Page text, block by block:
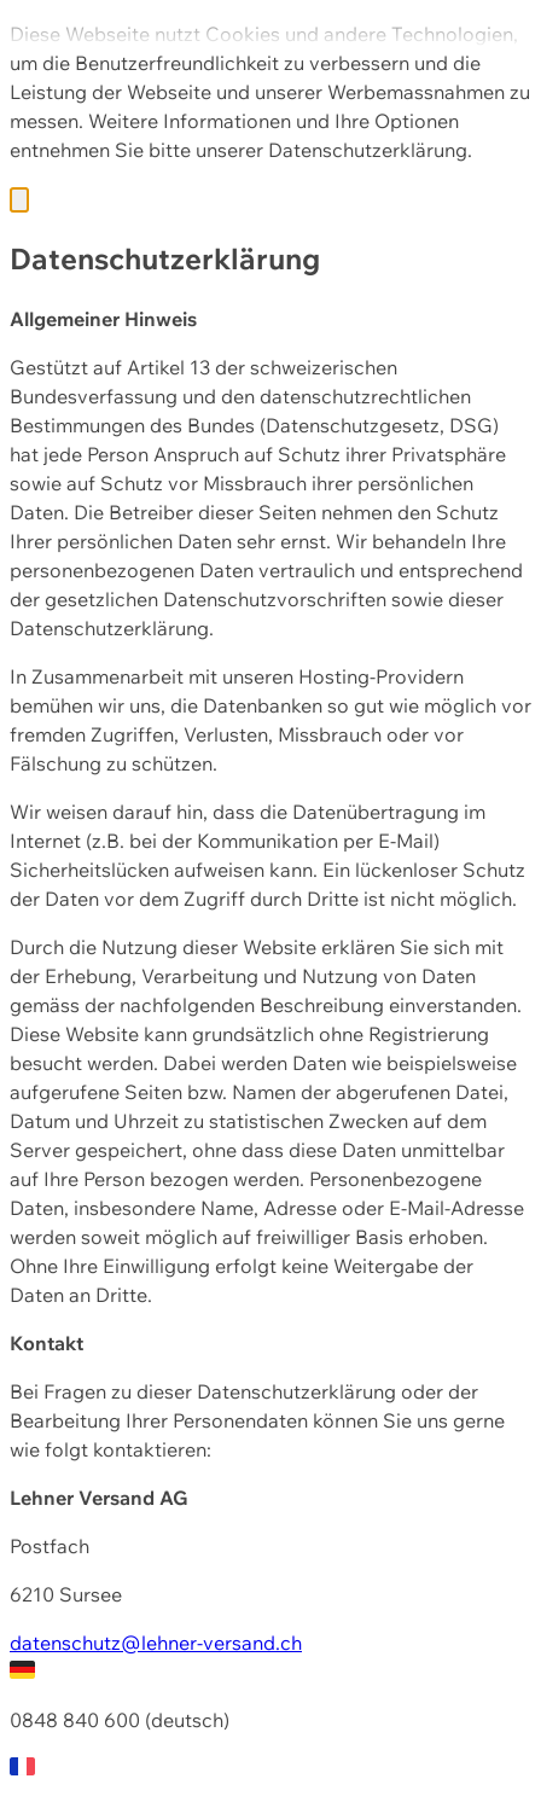
Diese Webseite nutzt Cookies und andere Technologien,
um die Benutzerfreundlichkeit zu verbessern und die
Leistung der Webseite und unserer Werbemassnahmen zu
messen. Weitere Informationen und Ihre Optionen
entnehmen Sie bitte unserer Datenschutzerklärung.
Datenschutzerklärung
Allgemeiner Hinweis
Gestützt auf Artikel 13 der schweizerischen
Bundesverfassung und den datenschutzrechtlichen
Bestimmungen des Bundes (Datenschutzgesetz, DSG)
hat jede Person Anspruch auf Schutz ihrer Privatsphäre
sowie auf Schutz vor Missbrauch ihrer persönlichen
Daten. Die Betreiber dieser Seiten nehmen den Schutz
Ihrer persönlichen Daten sehr ernst. Wir behandeln Ihre
personenbezogenen Daten vertraulich und entsprechend
der gesetzlichen Datenschutzvorschriften sowie dieser
Datenschutzerklärung.
In Zusammenarbeit mit unseren Hosting-Providern
bemühen wir uns, die Datenbanken so gut wie möglich vor
fremden Zugriffen, Verlusten, Missbrauch oder vor
Fälschung zu schützen.
Wir weisen darauf hin, dass die Datenübertragung im
Internet (z.B. bei der Kommunikation per E-Mail)
Sicherheitslücken aufweisen kann. Ein lückenloser Schutz
der Daten vor dem Zugriff durch Dritte ist nicht möglich.
Durch die Nutzung dieser Website erklären Sie sich mit
der Erhebung, Verarbeitung und Nutzung von Daten
gemäss der nachfolgenden Beschreibung einverstanden.
Diese Website kann grundsätzlich ohne Registrierung
besucht werden. Dabei werden Daten wie beispielsweise
aufgerufene Seiten bzw. Namen der abgerufenen Datei,
Datum und Uhrzeit zu statistischen Zwecken auf dem
Server gespeichert, ohne dass diese Daten unmittelbar
auf Ihre Person bezogen werden. Personenbezogene
Daten, insbesondere Name, Adresse oder E-Mail-Adresse
werden soweit möglich auf freiwilliger Basis erhoben.
Ohne Ihre Einwilligung erfolgt keine Weitergabe der
Daten an Dritte.
Kontakt
Bei Fragen zu dieser Datenschutzerklärung oder der
Bearbeitung Ihrer Personendaten können Sie uns gerne
wie folgt kontaktieren:
Lehner Versand AG
Postfach
6210 Sursee
datenschutz@lehner-versand.ch
0848 840 600 (deutsch)